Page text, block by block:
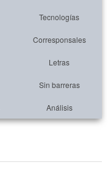
Tecnologías
Corresponsales
Letras
Sin barreras
Análisis